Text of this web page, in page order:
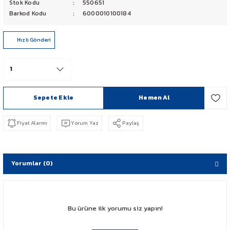
PCX 125-150
CB 125 F
NX 500
Stok Kodu
550651
Barkod Kodu
6000010100184
Hızlı Gönderi
Sepete Ekle Hemen Al
Fiyat Alarmı Yorum Yaz Paylaş
Yorumlar (0)
Bu ürüne ilk yorumu siz yapın!